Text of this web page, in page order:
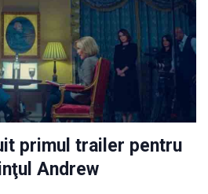
primul trailer pentru
Andrew